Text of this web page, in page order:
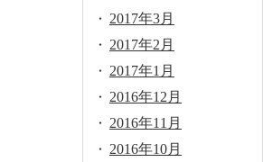
2017年3月
2017年2月
2017年1月
2016年12月
2016年11月
2016年10月